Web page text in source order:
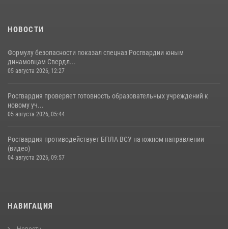
НОВОСТИ
Формулу безопасности показал спецназ Росгвардии юным
динамовцам Свердл...
05 августа 2026, 12:27
Росгвардия проверяет готовность образовательных учреждений к
новому уч...
05 августа 2026, 05:44
Росгвардия противодействует БПЛА ВСУ на южном направлении
(видео)
04 августа 2026, 09:57
НАВИГАЦИЯ